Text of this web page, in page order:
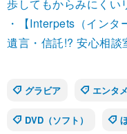
歩してもからみにくい
・【Interpets（イン
遺言・信託!? 安心相談
グラビア
エンタ
DVD（ソフト）